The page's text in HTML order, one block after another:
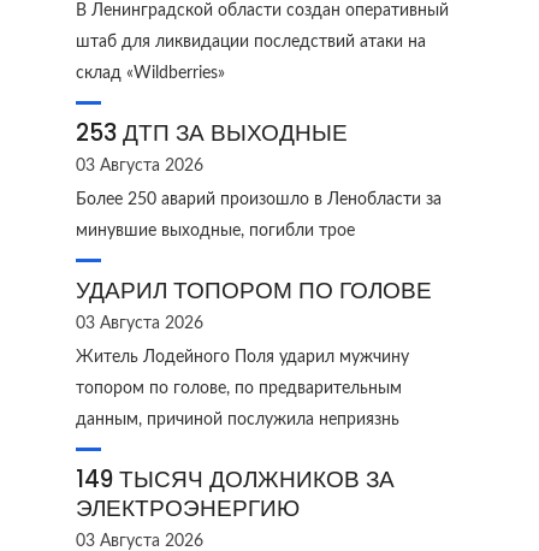
В Ленинградской области создан оперативный
штаб для ликвидации последствий атаки на
склад «Wildberries»
253 ДТП ЗА ВЫХОДНЫЕ
03 Августа 2026
Более 250 аварий произошло в Ленобласти за
минувшие выходные, погибли трое
УДАРИЛ ТОПОРОМ ПО ГОЛОВЕ
03 Августа 2026
Житель Лодейного Поля ударил мужчину
топором по голове, по предварительным
данным, причиной послужила неприязнь
149 ТЫСЯЧ ДОЛЖНИКОВ ЗА
ЭЛЕКТРОЭНЕРГИЮ
03 Августа 2026